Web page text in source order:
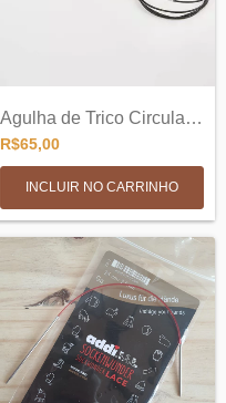
Agulha de Trico Circular Fixa 80cm - Zin...
R$65,00
INCLUIR NO CARRINHO